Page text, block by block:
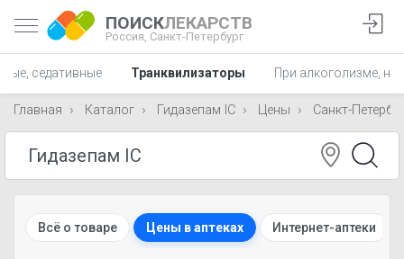
ПОИСКЛЕКАРСТВ
Россия, Санкт-Петербург
седативные Транквилизаторы При алкоголизме,
Главная Каталог Гидазепам IC Цены Санкт-
Всё о товаре Цены в аптеках Интернет-аптеки